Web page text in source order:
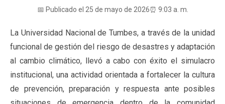
📅 Publicado el 25 de mayo de 2026⏰ 9:03 a. m.
La Universidad Nacional de Tumbes, a través de la unidad
funcional de gestión del riesgo de desastres y adaptación
al cambio climático, llevó a cabo con éxito el simulacro
institucional, una actividad orientada a fortalecer la cultura
de prevención, preparación y respuesta ante posibles